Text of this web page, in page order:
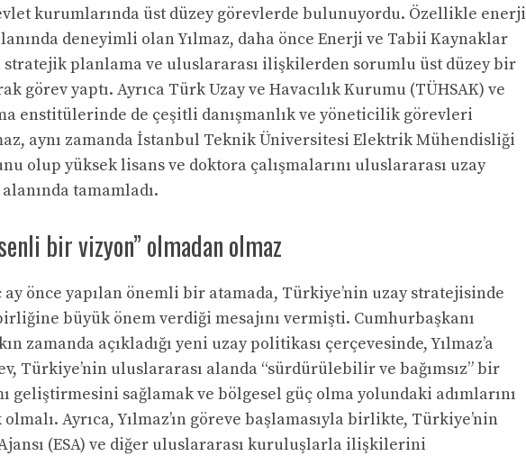
kurumlarında üst düzey görevlerde bulunuyordu. Özellikle enerji
deneyimli olan Yılmaz, daha önce Enerji ve Tabii Kaynaklar
stratejik planlama ve uluslararası ilişkilerden sorumlu üst düzey bir
görev yaptı. Ayrıca Türk Uzay ve Havacılık Kurumu (TÜHSAK) ve
enstitülerinde de çeşitli danışmanlık ve yöneticilik görevleri
aynı zamanda İstanbul Teknik Üniversitesi Elektrik Mühendisliği
olup yüksek lisans ve doktora çalışmalarını uluslararası uzay
tamamladı.
bir vizyon” olmadan olmaz
ay önce yapılan önemli bir atamada, Türkiye’nin uzay stratejisinde
büyük önem verdiği mesajını vermişti. Cumhurbaşkanı
zamanda açıkladığı yeni uzay politikası çerçevesinde, Yılmaz’a
Türkiye’nin uluslararası alanda “sürdürülebilir ve bağımsız” bir
geliştirmesini sağlamak ve bölgesel güç olma yolundaki adımlarını
Ayrıca, Yılmaz’ın göreve başlamasıyla birlikte, Türkiye’nin
(ESA) ve diğer uluslararası kuruluşlarla ilişkilerini